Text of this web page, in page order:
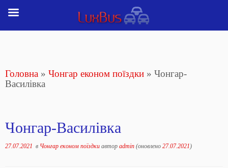
Головна » Чонгар економ поїздки » Чонгар-
Василівка
Чонгар-Василівка
27.07.2021 в Чонгар економ поїздки автор admin (оновлено 27.07.2021)